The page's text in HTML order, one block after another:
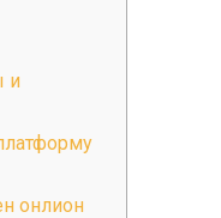
и
онлион